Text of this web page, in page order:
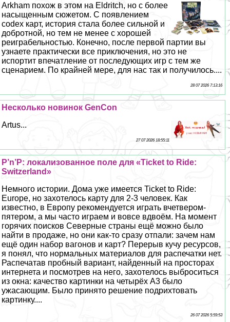
Arkham похож в этом на Eldritch, но с более
насыщенным сюжетом. С появлением
codex карт, история стала более сильной и
добротной, но тем не менее с хорошей
реиграбельностью. Конечно, после первой партии вы
узнаете пpaктически все приключения, но это не
испортит впечатление от последующих игр с тем же
сценарием. По крайней мере, для нас так и получилось....
28 07 2026 7:13:16
Несколько новинок GenCon
Artus...
27 07 2026 18:55:11
P’n’P: локализованное поле для «Ticket to Ride:
Switzerland»
Немного истории. Дома уже имеется Ticket to Ride:
Europe, но захотелось карту для 2-3 человек. Как
известно, в Европу рекомендуется играть вчетвером-
пятером, а мы часто играем и вовсе вдвоём. На момент
горячих поисков Северные страны ещё можно было
найти в продаже, но они как-то сразу отпали: зачем нам
ещё один набор вагонов и карт? Перерыв кучу ресурсов,
я понял, что нормальных материалов для распечатки нет.
Распечатав пробный вариант, найденный на просторах
интернета и посмотрев на него, захотелось выброситься
из окна: качество картинки на четырёх А3 было
ужасающим. Было принято решение подрихтовать
картинку....
26 07 2026 5:59:53